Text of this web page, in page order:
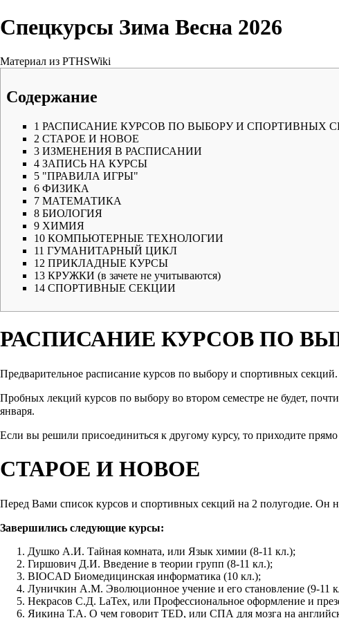
Спецкурсы Зима Весна 2026
Материал из PTHSWiki
Содержание
1 РАСПИСАНИЕ КУРСОВ ПО ВЫБОРУ И СПОРТИВНЫХ
2 СТАРОЕ И НОВОЕ
3 ИЗМЕНЕНИЯ В РАСПИСАНИИ
4 ЗАПИСЬ НА КУРСЫ
5 "ПРАВИЛА ИГРЫ"
6 ФИЗИКА
7 МАТЕМАТИКА
8 БИОЛОГИЯ
9 ХИМИЯ
10 КОМПЬЮТЕРНЫЕ ТЕХНОЛОГИИ
11 ГУМАНИТАРНЫЙ ЦИКЛ
12 ПРИКЛАДНЫЕ КУРСЫ
13 КРУЖКИ (в зачете не учитываются)
14 СПОРТИВНЫЕ СЕКЦИИ
РАСПИСАНИЕ КУРСОВ ПО
Предварительное расписание курсов по выбору и спортивных секций.
Пробных лекций курсов по выбору во втором семестре не будет,
января.
Если вы решили присоединиться к другому курсу, то приходите
СТАРОЕ И НОВОЕ
Перед Вами список курсов и спортивных секций на 2 полугодие. Он
Завершились следующие курсы:
Душко А.И. Тайная комната, или Язык химии (8-11 кл.);
Гиршович Д.И. Введение в теории групп (8-11 кл.);
BIOCAD Биомедицинская информатика (10 кл.);
Луничкин А.М. Эволюционное учение и его становление (9-11
Некрасов С.Д. LaTex, или Профессиональное оформление и
Яикина Т.А. О чем говорит TED, или СПА для мозга на